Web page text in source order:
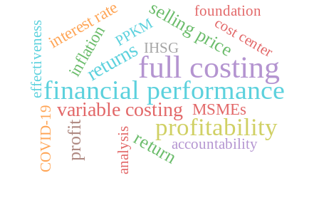
full costing
financial performance
profitability
variable costing
returns
return
profit
selling price
inflation
MSMEs
interest ratePPKM
analysis
effectiveness cost center
IHSG
accountability
foundation
COVID-19